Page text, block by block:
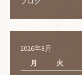
2026年8月
月
火